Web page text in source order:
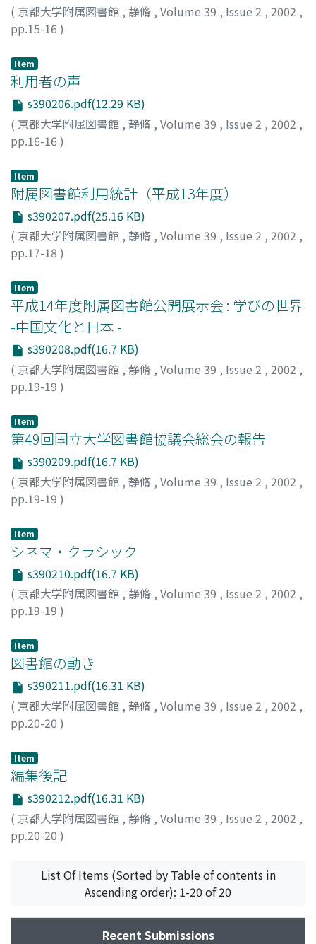
( 京都大学附属図書館 , 静脩 , Volume 39 , Issue 2 , 2002 ,
pp.15-16 )
Item
利用者の声
s390206.pdf(12.29 KB)
( 京都大学附属図書館 , 静脩 , Volume 39 , Issue 2 , 2002 ,
pp.16-16 )
Item
附属図書館利用統計（平成13年度）
s390207.pdf(25.16 KB)
( 京都大学附属図書館 , 静脩 , Volume 39 , Issue 2 , 2002 ,
pp.17-18 )
Item
平成14年度附属図書館公開展示会 : 学びの世界
-中国文化と日本 -
s390208.pdf(16.7 KB)
( 京都大学附属図書館 , 静脩 , Volume 39 , Issue 2 , 2002 ,
pp.19-19 )
Item
第49回国立大学図書館協議会総会の報告
s390209.pdf(16.7 KB)
( 京都大学附属図書館 , 静脩 , Volume 39 , Issue 2 , 2002 ,
pp.19-19 )
Item
シネマ・クラシック
s390210.pdf(16.7 KB)
( 京都大学附属図書館 , 静脩 , Volume 39 , Issue 2 , 2002 ,
pp.19-19 )
Item
図書館の動き
s390211.pdf(16.31 KB)
( 京都大学附属図書館 , 静脩 , Volume 39 , Issue 2 , 2002 ,
pp.20-20 )
Item
編集後記
s390212.pdf(16.31 KB)
( 京都大学附属図書館 , 静脩 , Volume 39 , Issue 2 , 2002 ,
pp.20-20 )
List Of Items (Sorted by Table of contents in
Ascending order): 1-20 of 20
Recent Submissions